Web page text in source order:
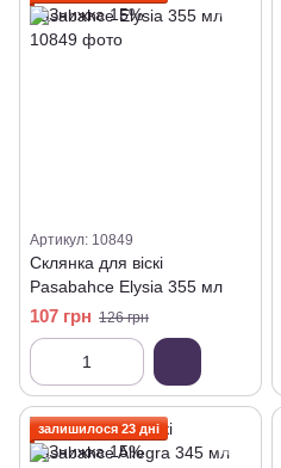
Артикул: 10849
Склянка для віскі
Pasabahce Elysia 355 мл
107 грн 126 грн
залишилося 23 дні